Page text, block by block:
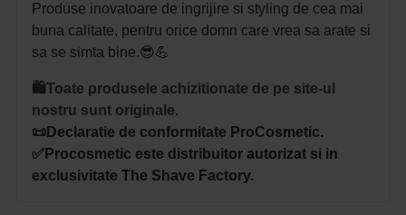
Produse inovatoare de ingrijire si styling de cea mai
buna calitate, pentru orice domn care vrea sa arate si
sa se simta bine.😎💪
🛍️Toate produsele achizitionate de pe site-ul
nostru sunt originale.
📜Declaratie de conformitate ProCosmetic.
✅Procosmetic este distribuitor autorizat si in
exclusivitate The Shave Factory.